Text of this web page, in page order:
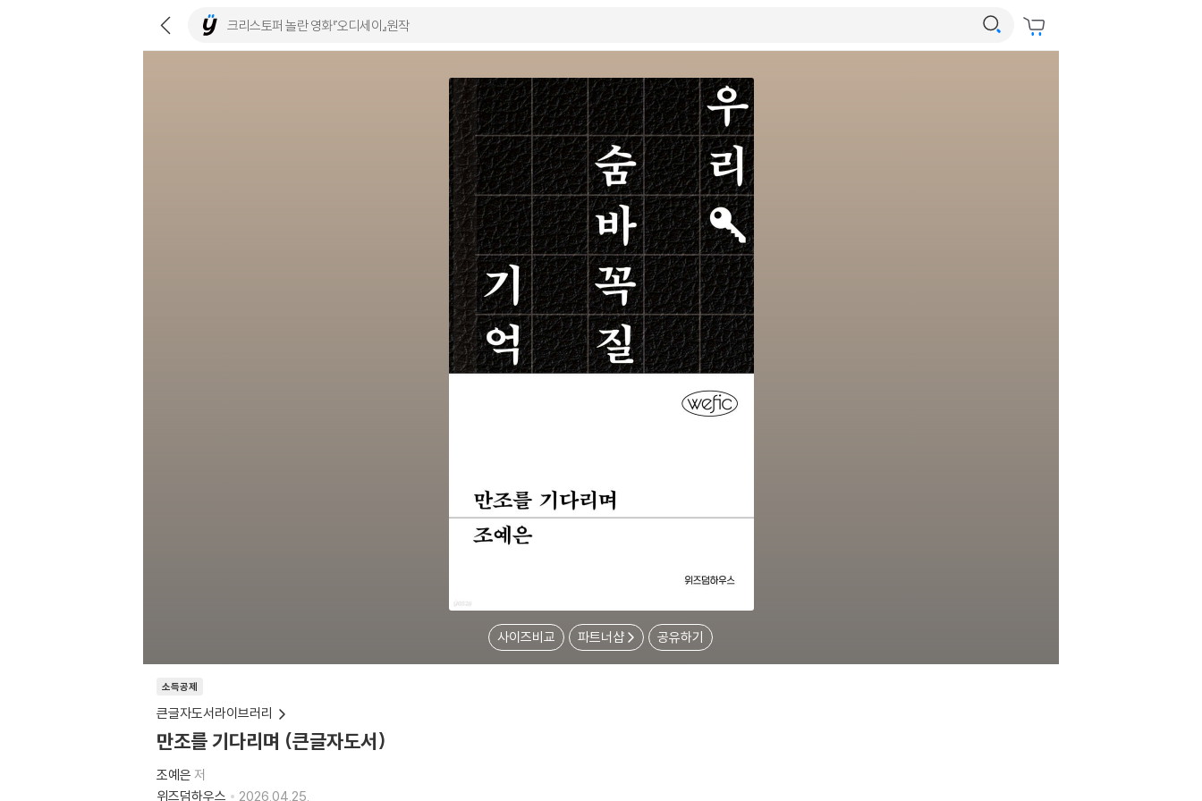
사이즈비교 파트너샵 공유하기
소득공제
큰글자도서라이브러리
만조를 기다리며 (큰글자도서)
조예은 저
위즈덤하우스
2026.04.25.